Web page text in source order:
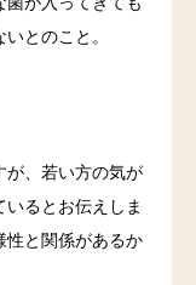
とのこと。
、若い方の気が
るとお伝えしま
性と関係があるか